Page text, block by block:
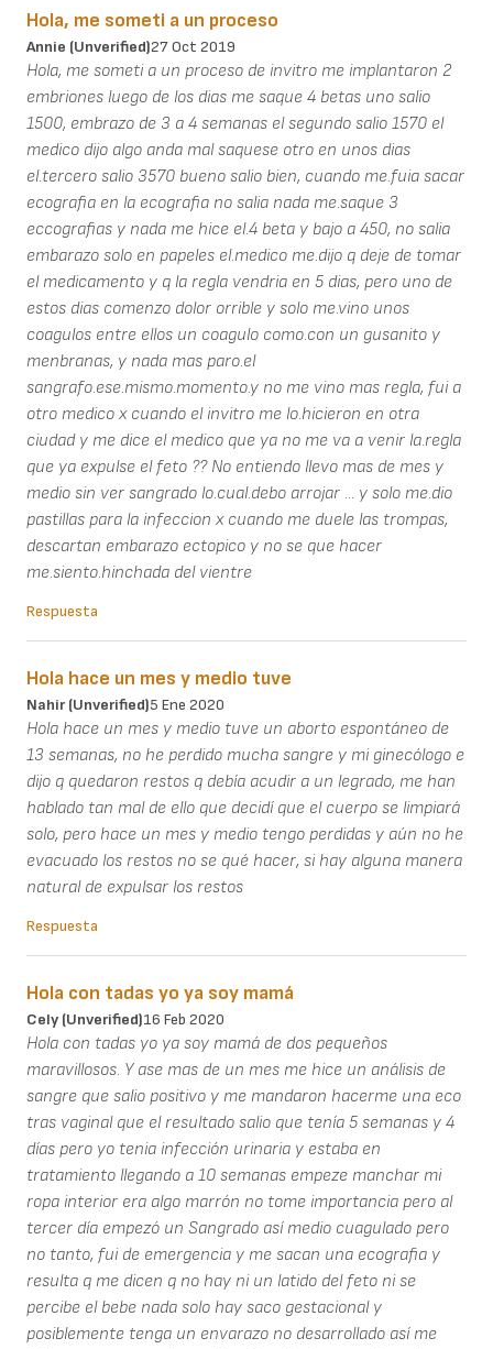
Hola, me someti a un proceso
Annie (unverified)27 Oct 2019
Hola, me someti a un proceso de invitro me implantaron 2
embriones luego de los dias me saque 4 betas uno salio
1500, embrazo de 3 a 4 semanas el segundo salio 1570 el
medico dijo algo anda mal saquese otro en unos dias
el.tercero salio 3570 bueno salio bien, cuando me.fuia sacar
ecografia en la ecografia no salia nada me.saque 3
eccografias y nada me hice el.4 beta y bajo a 450, no salia
embarazo solo en papeles el.medico me.dijo q deje de tomar
el medicamento y q la regla vendria en 5 dias, pero uno de
estos dias comenzo dolor orrible y solo me.vino unos
coagulos entre ellos un coagulo como.con un gusanito y
menbranas, y nada mas paro.el
sangrafo.ese.mismo.momento.y no me vino mas regla, fui a
otro medico x cuando el invitro me lo.hicieron en otra
ciudad y me dice el medico que ya no me va a venir la.regla
que ya expulse el feto ?? No entiendo llevo mas de mes y
medio sin ver sangrado lo.cual.debo arrojar ... y solo me.dio
pastillas para la infeccion x cuando me duele las trompas,
descartan embarazo ectopico y no se que hacer
me.siento.hinchada del vientre
Respuesta
Hola hace un mes y medio tuve
Nahir (unverified)5 Ene 2020
Hola hace un mes y medio tuve un aborto espontáneo de
13 semanas, no he perdido mucha sangre y mi ginecólogo e
dijo q quedaron restos q debía acudir a un legrado, me han
hablado tan mal de ello que decidí que el cuerpo se limpiará
solo, pero hace un mes y medio tengo perdidas y aún no he
evacuado los restos no se qué hacer, si hay alguna manera
natural de expulsar los restos
Respuesta
Hola con tadas yo ya soy mamá
Cely (unverified)16 Feb 2020
Hola con tadas yo ya soy mamá de dos pequeños
maravillosos. Y ase mas de un mes me hice un análisis de
sangre que salio positivo y me mandaron hacerme una eco
tras vaginal que el resultado salio que tenía 5 semanas y 4
días pero yo tenia infección urinaria y estaba en
tratamiento llegando a 10 semanas empeze manchar mi
ropa interior era algo marrón no tome importancia pero al
tercer día empezó un Sangrado así medio cuagulado pero
no tanto, fui de emergencia y me sacan una ecografia y
resulta q me dicen q no hay ni un latido del feto ni se
percibe el bebe nada solo hay saco gestacional y
posiblemente tenga un envarazo no desarrollado así me